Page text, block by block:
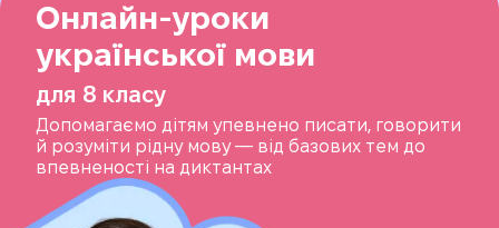
Онлайн-уроки
української мови
для 8 класу
Допомагаємо дітям упевнено писати, говорити
й розуміти рідну мову — від базових тем до
впевненості на диктантах